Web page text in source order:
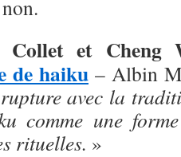
Collet et
de haiku – Albin
avec la
comme une
rituelles. »